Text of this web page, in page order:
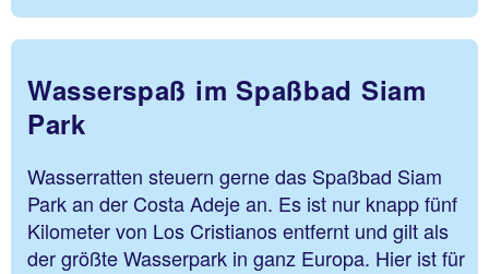
Wasserspaß im Spaßbad Siam
Park
Wasserratten steuern gerne das Spaßbad Siam
Park an der Costa Adeje an. Es ist nur knapp fünf
Kilometer von Los Cristianos entfernt und gilt als
der größte Wasserpark in ganz Europa. Hier ist für